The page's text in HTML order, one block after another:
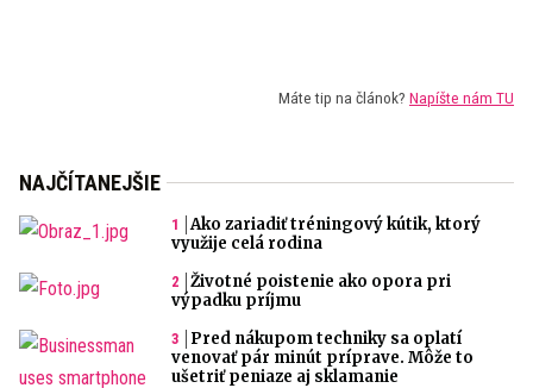
Máte tip na článok? Napíšte nám TU
NAJČÍTANEJŠIE
Ako zariadiť tréningový kútik, ktorý
využije celá rodina
Životné poistenie ako opora pri
výpadku príjmu
Pred nákupom techniky sa oplatí
venovať pár minút príprave. Môže to
ušetriť peniaze aj sklamanie